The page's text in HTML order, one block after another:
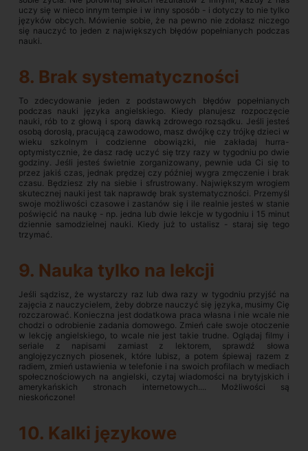
uczy się w nieco innym tempie i w inny sposób - i dotyczy to nie tylko
języków obcych. Mówienie sobie, że na pewno nie zdołasz niczego
się nauczyć to jeden z największych błędów popełnianych podczas
nauki.
8. Brak systematyczności
To zdecydowanie jeden z podstawowych błędów popełnianych
podczas nauki języka angielskiego. Kiedy planujesz rozpoczęcie
nauki, rób to z głową i sporą dawką zdrowego rozsądku. Jeśli jesteś
osobą dorosłą, pracującą zawodowo, masz dwójkę czy trójkę dzieci w
wieku szkolnym i codzienne obowiązki, nie zakładaj hurra-
optymistycznie, że dasz radę uczyć się trzy razy w tygodniu po dwie
godziny. Jeśli jesteś świetnie zorganizowany, pewnie uda Ci się to
przez jakiś czas, jednak prędzej czy później wygra zmęczenie i brak
czasu. Będziesz zły na siebie i sfrustrowany. Największym wrogiem
skutecznej nauki jest tak naprawdę brak systematyczności. Przemyśl
swoje możliwości czasowe i zastanów się i ile realnie jesteś w stanie
poświęcić na naukę - np. jedna lub dwie lekcje w tygodniu i 15 minut
dziennie samodzielnej nauki. Kiedy już to ustalisz - staraj się tego
trzymać.
9. Nauka tylko na lekcji
Jeśli sądzisz, że wystarczy raz lub dwa razy w tygodniu przyjść na
zajęcia z nauczycielem, żeby dobrze nauczyć się języka, musimy Cię
rozczarować. Konieczna jest dodatkowa praca własna i nie wcale nie
chodzi o odrobienie zadania domowego. Zmień całe swoje otoczenie
w lekcję angielskiego, to wcale nie jest takie trudne. Oglądaj filmy i
seriale z napisami zamiast z lektorem, sprawdź słowa
anglojęzycznych piosenek, które lubisz, a potem śpiewaj razem z
radiem, zmień ustawienia w telefonie i na swoich profilach w mediach
społecznościowych na angielski, czytaj wiadomości na brytyjskich i
amerykańskich stronach internetowych.... Możliwości są
nieskończone!
10. Kalki językowe